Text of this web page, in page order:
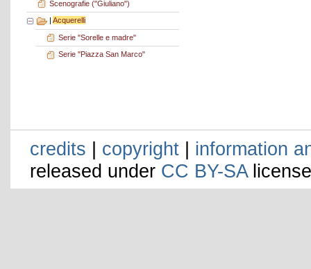
Scenografie ("Giuliano")
Acquerelli
Serie "Sorelle e madre"
Serie "Piazza San Marco"
credits | copyright | information
released under CC BY-SA